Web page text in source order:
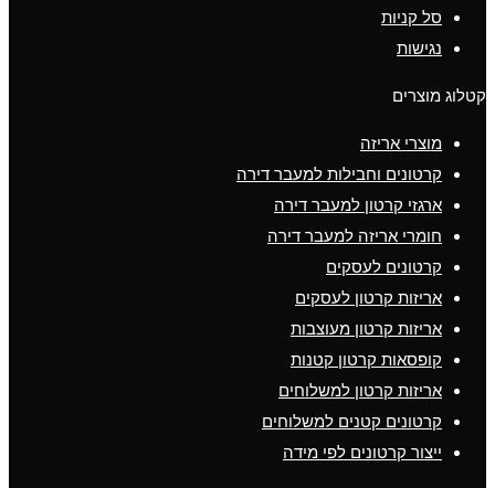
סל קניות
נגישות
קטלוג מוצרים
מוצרי אריזה
קרטונים וחבילות למעבר דירה
ארגזי קרטון למעבר דירה
חומרי אריזה למעבר דירה
קרטונים לעסקים
אריזות קרטון לעסקים
אריזות קרטון מעוצבות
קופסאות קרטון קטנות
אריזות קרטון למשלוחים
קרטונים קטנים למשלוחים
ייצור קרטונים לפי מידה